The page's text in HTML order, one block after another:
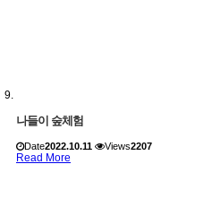
나들이 숲체험
Date2022.10.11 Views2207
Read More